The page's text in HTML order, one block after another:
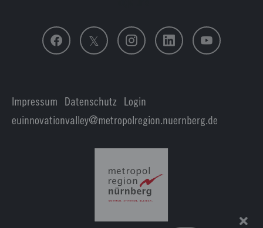
Impressum Datenschutz
Login
euinnovationvalley@metropolregion.nuernberg.de